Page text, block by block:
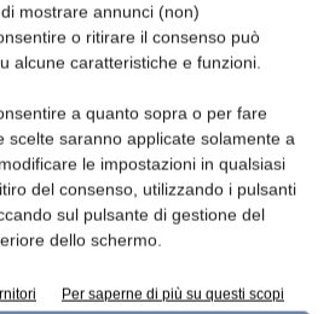
mostrare annunci (non)
o ritirare il consenso può
alcune caratteristiche e funzioni.
a quanto sopra o per fare
scelte saranno applicate solamente a
le impostazioni in qualsiasi
del consenso, utilizzando i pulsanti
sul pulsante di gestione del
dello schermo.
Per saperne di più su questi scopi